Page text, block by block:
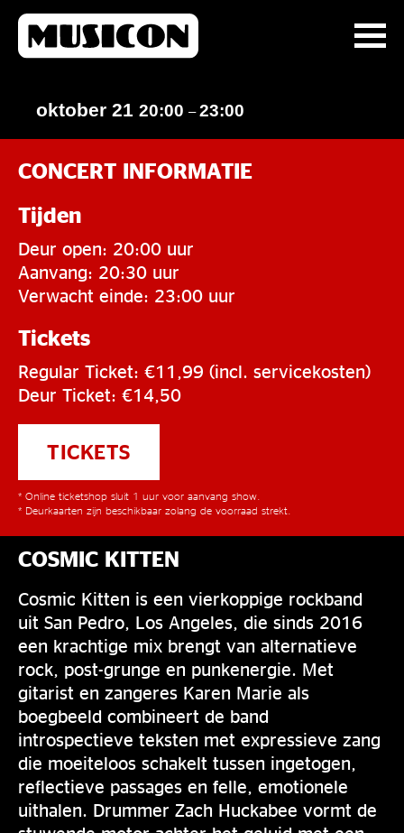
oktober 21 20:00 –23:00
CONCERT INFORMATIE
Tijden
Deur open: 20:00 uur
Aanvang: 20:30 uur
Verwacht einde: 23:00 uur
Tickets
Regular Ticket: €11,99 (incl. servicekosten)
Deur Ticket: €14,50
TICKETS
* Online ticketshop sluit 1 uur voor aanvang show.
* Deurkaarten zijn beschikbaar zolang de voorraad strekt.
COSMIC KITTEN
Cosmic Kitten is een vierkoppige rockband
uit San Pedro, Los Angeles, die sinds 2016
een krachtige mix brengt van alternatieve
rock, post-grunge en punkenergie. Met
gitarist en zangeres Karen Marie als
boegbeeld combineert de band
introspectieve teksten met expressieve zang
die moeiteloos schakelt tussen ingetogen,
reflectieve passages en felle, emotionele
uithalen. Drummer Zach Huckabee vormt de